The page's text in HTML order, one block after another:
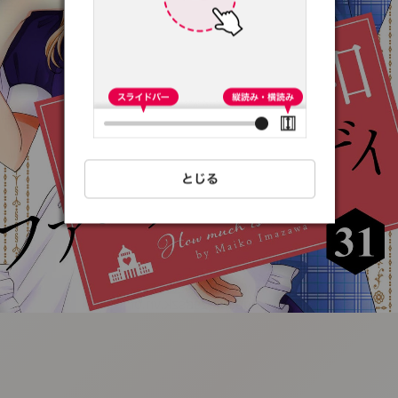
:692.15.692.51:t-
vnqp.lunrzsdszk.vn.oi